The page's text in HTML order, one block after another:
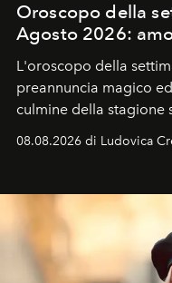
Oroscopo della
Agosto 2026:
L'oroscopo della
preannuncia magico
culmine della stagione
favorevole della Luna
ideale per la notte
08.08.2026 di Ludovica